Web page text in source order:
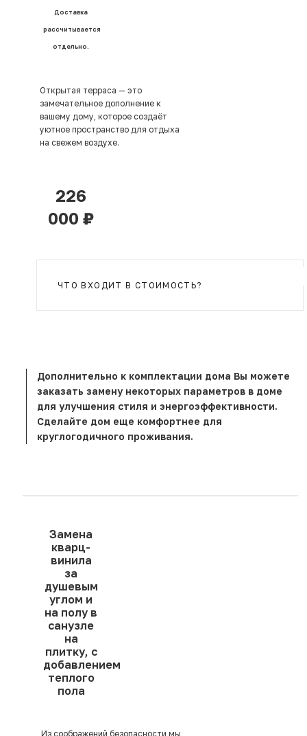
Доставка
рассчитывается
отдельно.
Открытая терраса — это
замечательное дополнение к
вашему дому, которое создаёт
уютное пространство для отдыха
на свежем воздухе.
226
000 ₽
ЧТО ВХОДИТ В СТОИМОСТЬ?
Дополнительно к комплектации дома Вы можете
заказать замену некоторых параметров в доме
для улучшения стиля и энергоэффективности.
Сделайте дом еще комфортнее для
круглогодичного проживания.
Замена
кварц-
винила
за
душевым
углом и
на полу в
санузле
на
плитку, с
добавлением
теплого
пола
Из соображений безопасности мы